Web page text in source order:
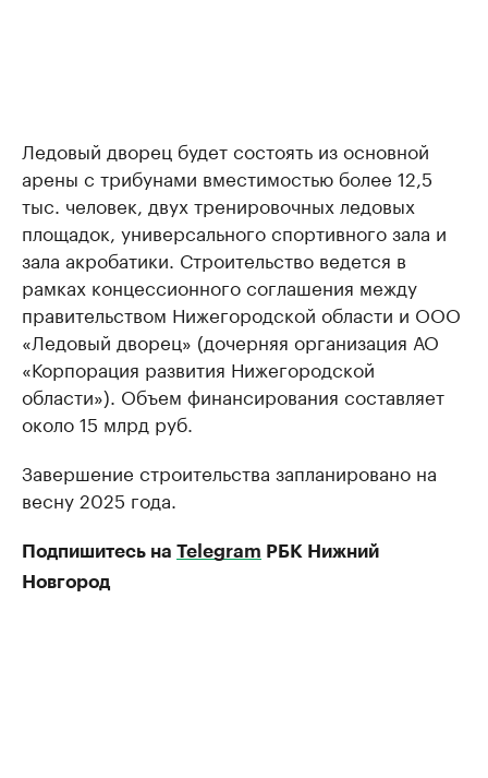
Ледовый дворец будет состоять из основной
арены с трибунами вместимостью более 12,5
тыс. человек, двух тренировочных ледовых
площадок, универсального спортивного зала и
зала акробатики. Строительство ведется в
рамках концессионного соглашения между
правительством Нижегородской области и ООО
«Ледовый дворец» (дочерняя организация АО
«Корпорация развития Нижегородской
области»). Объем финансирования составляет
около 15 млрд руб.
Завершение строительства запланировано на
весну 2025 года.
Подпишитесь на Telegram РБК Нижний
Новгород